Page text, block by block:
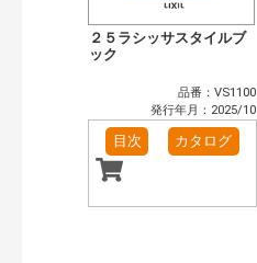
２５ラシッサスタイルブ
ック
品番：VS1100
発行年月：2025/10
目次 カタログ